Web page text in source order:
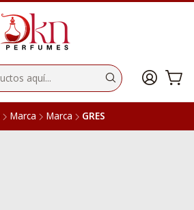
Marca Marca GRES